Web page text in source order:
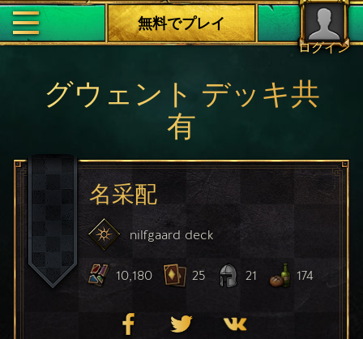
ログイン
無料でプレイ
グウェント デッキ共
有
名采配
nilfgaard deck
10,180 25 21 174